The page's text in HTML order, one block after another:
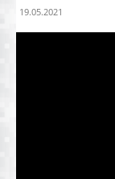
19.05.2021